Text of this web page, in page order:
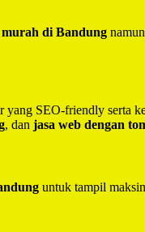
murah di Bandung
SEO-friendly serta
, dan jasa web dengan
untuk tampil